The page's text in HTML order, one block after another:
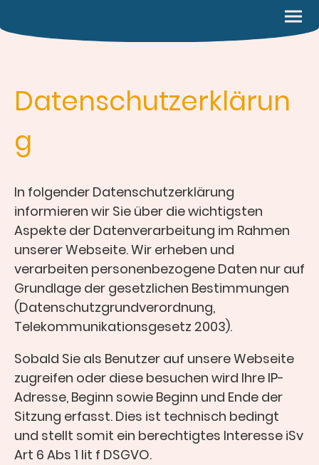
Datenschutzerklärun
g
In folgender Datenschutzerklärung
informieren wir Sie über die wichtigsten
Aspekte der Datenverarbeitung im Rahmen
unserer Webseite. Wir erheben und
verarbeiten personenbezogene Daten nur auf
Grundlage der gesetzlichen Bestimmungen
(Datenschutzgrundverordnung,
Telekommunikationsgesetz 2003).
Sobald Sie als Benutzer auf unsere Webseite
zugreifen oder diese besuchen wird Ihre IP-
Adresse, Beginn sowie Beginn und Ende der
Sitzung erfasst. Dies ist technisch bedingt
und stellt somit ein berechtigtes Interesse iSv
Art 6 Abs 1 lit f DSGVO.